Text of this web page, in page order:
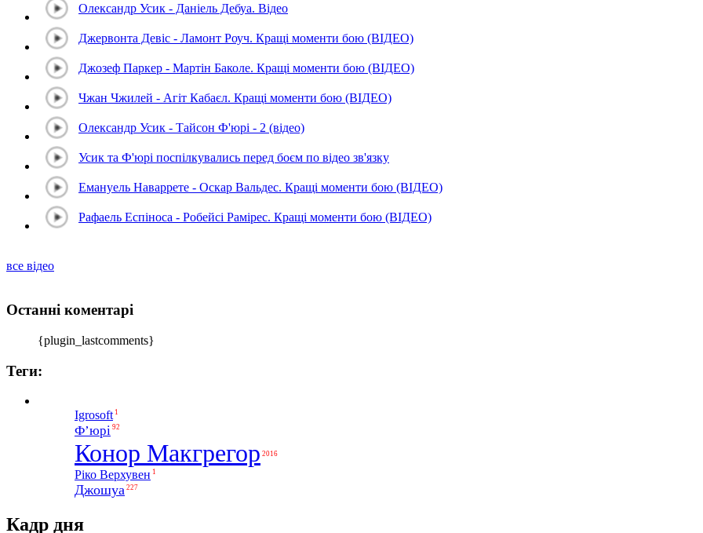
Олександр Усик - Даніель Дебуа. Відео
Джервонта Девіс - Ламонт Роуч. Кращі моменти бою (ВІДЕО)
Джозеф Паркер - Мартін Баколе. Кращі моменти бою (ВІДЕО)
Чжан Чжилей - Агіт Кабаєл. Кращі моменти бою (ВІДЕО)
Олександр Усик - Тайсон Ф'юрі - 2 (відео)
Усик та Ф'юрі поспілкувались перед боєм по відео зв'язку
Емануель Наваррете - Оскар Вальдес. Кращі моменти бою (ВІДЕО)
Рафаель Еспіноса - Робейсі Рамірес. Кращі моменти бою (ВІДЕО)
все відео
Останні коментарі
{plugin_lastcomments}
Теги:
Igrosoft 1
Ф’юрі 92
Конор Макгрегор 2016
Ріко Верхувен 1
Джошуа 227
Кадр дня